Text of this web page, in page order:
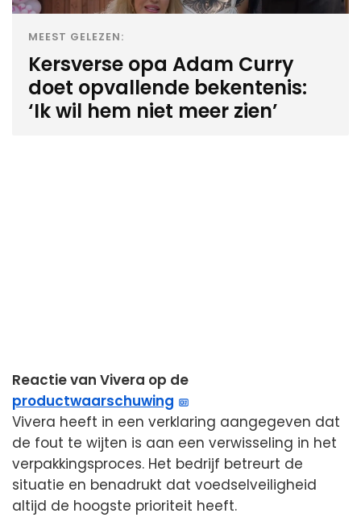
MEEST GELEZEN:
Kersverse opa Adam Curry
doet opvallende bekentenis:
‘Ik wil hem niet meer zien’
Reactie van Vivera op de
productwaarschuwing
Vivera heeft in een verklaring aangegeven dat
de fout te wijten is aan een verwisseling in het
verpakkingsproces. Het bedrijf betreurt de
situatie en benadrukt dat voedselveiligheid
altijd de hoogste prioriteit heeft.